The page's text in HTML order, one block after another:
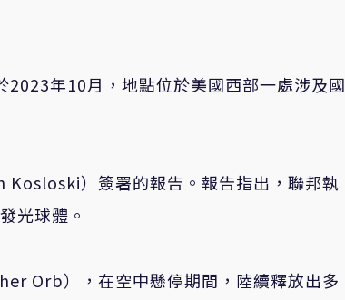
2023年10月，地點位於美國西部一處涉及國
Kosloski）簽署的報告。報告指出，聯邦執
光球體。
Orb），在空中懸停期間，陸續釋放出多